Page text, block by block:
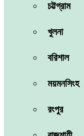
চট্টগ্রাম
খুলনা
বরিশাল
ময়মনসিংহ
রংপুর